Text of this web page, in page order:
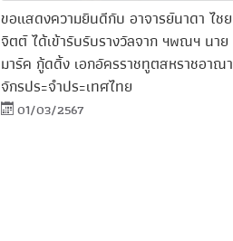
ขอแสดงความยินดีกับ อาจารย์นาดา ไชย
จิตต์ ได้เข้ารับรับรางวัลจาก ฯพณฯ นาย
มาร์ค กู้ดดิ้ง เอกอัครราชทูตสหราชอาณา
จักรประจําประเทศไทย
01/03/2567